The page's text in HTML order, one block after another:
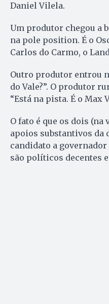
Daniel Vilela.
Um produtor chegou a
na pole position. É o
Carlos do Carmo, o
Outro produtor entrou
do Vale?”. O produtor
“Está na pista. É o Max
O fato é que os dois (na
apoios substantivos da
candidato a
são políticos decentes e